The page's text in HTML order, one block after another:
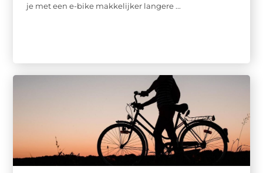
je met een e-bike makkelijker langere ...